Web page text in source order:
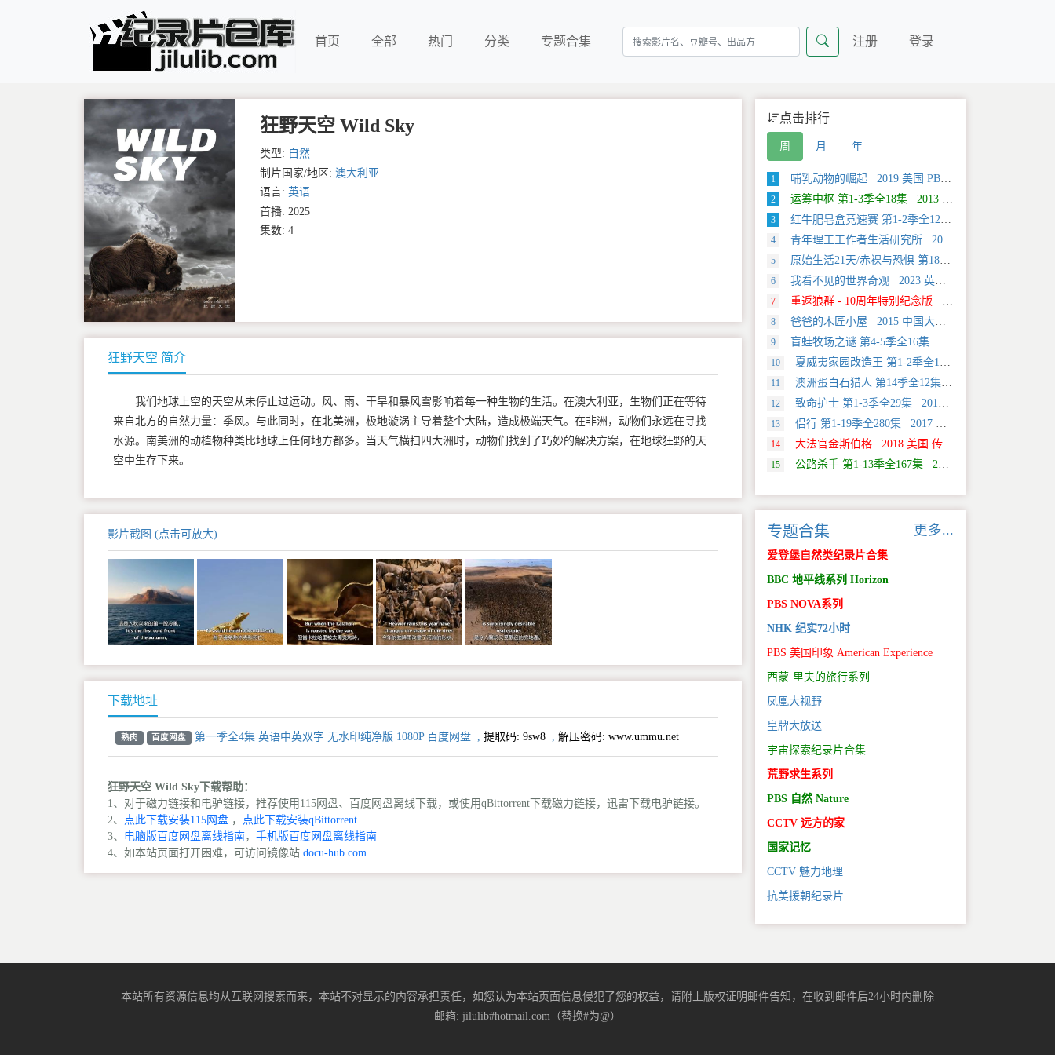
首页 全部 热门 分类 专题合集 注册 登录
狂野天空 Wild Sky
类型: 自然
制片国家/地区: 澳大利亚
语言: 英语
首播: 2025
集数: 4
狂野天空 简介
我们地球上空的天空从未停止过运动。风、雨、干旱和暴风雪影响着每一种生物的生活。在澳大利亚，生物们正在等待
来自北方的自然力量：季风。与此同时，在北美洲，极地漩涡主导着整个大陆，造成极端天气。在非洲，动物们永远在寻找
水源。南美洲的动植物种类比地球上任何地方都多。当天气横扫四大洲时，动物们找到了巧妙的解决方案，在地球狂野的天
空中生存下来。
影片截图 (点击可放大)
下载地址
熟肉 百度网盘 第一季全4集 英语中英双字 无水印纯净版 1080P 百度网盘 提取码:9sw8 解压密码: www.ummu.net
狂野天空 Wild Sky下载帮助：
1、对于磁力链接和电驴链接，推荐使用115网盘、百度网盘离线下载，或使用qBittorrent下载磁力链接，迅雷下载电驴链接。
2、
点此下载安装115网盘 ，
点此下载安装qBittorrent
3、
电脑版百度网盘离线指南， 手机版百度网盘离线指南
4、如本站页面打开困难，可访问镜像站 docu-hub.com
点击排行
周 月 年
1 哺乳动物的崛起 2019 美国 PBS 自然类纪录片
2 运筹中枢 第1-3季全18集 2013 美国 Discovery 科学类纪录片
3 红牛肥皂盒竞速赛 第1-2季全12集 2025 美国 Discovery 运动类纪录片
4 青年理工工作者生活研究所 2022 中国大陆 社会生活类纪录片
5 原始生活21天/赤裸与恐惧 第18季全12集 2025 美国 Discovery 真人秀&舞台类纪录片
6 我看不见的世界奇观 2023 英国 旅行类纪录片
7 重返狼群 - 10周年特别纪念版 2021 中国大陆 自然类纪录片
8 爸爸的木匠小屋 2015 中国大陆 社会生活类纪录片
9 盲蛙牧场之谜 第4-5季全16集 2025 美国 Discovery 探索类纪录片
10 夏威夷家园改造王 第1-2季全18集 2024 美国 HGTV 真人秀&舞台类纪录片
11 澳洲蛋白石猎人 第14季全12集 2025 美国 Discovery 真人秀&舞台类纪录片
12 致命护士 第1-3季全29集 2016 英国 传记类纪录片
13 侣行 第1-19季全280集 2017 中国大陆 旅行类纪录片
14 大法官金斯伯格 2018 美国 传记类纪录片
15 公路杀手 第1-13季全167集 2012 美国 真人秀&舞台类纪录片
专题合集 更多...
爱登堡自然类纪录片合集
BBC 地平线系列 Horizon
PBS NOVA系列
NHK 纪实72小时
PBS 美国印象 American Experience
西蒙·里夫的旅行系列
凤凰大视野
皇牌大放送
宇宙探索纪录片合集
荒野求生系列
PBS 自然 Nature
CCTV 远方的家
国家记忆
CCTV 魅力地理
抗美援朝纪录片
本站所有资源信息均从互联网搜索而来，本站不对显示的内容承担责任，如您认为本站页面信息侵犯了您的权益，请附上版权证明邮件告知，在收到邮件后24小时内删除
邮箱: jilulib#hotmail.com（替换#为@）